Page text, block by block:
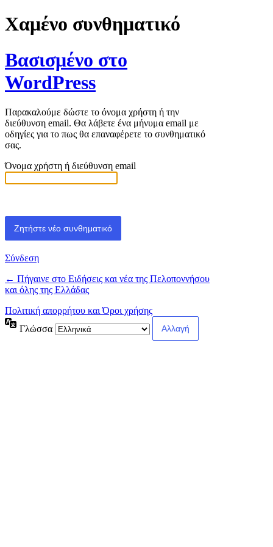
Χαμένο συνθηματικό
Βασισμένο στο
WordPress
Παρακαλούμε δώστε το όνομα χρήστη ή την
διεύθυνση email. Θα λάβετε ένα μήνυμα email με
οδηγίες για το πως θα επαναφέρετε το συνθηματικό
σας.
Όνομα χρήστη ή διεύθυνση email
Σύνδεση
← Πήγαινε στο Ειδήσεις και νέα της Πελοποννήσου
και όλης της Ελλάδας
Πολιτική απορρήτου και Όροι χρήσης
Γλώσσα